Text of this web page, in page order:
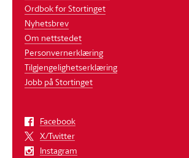
Ordbok for Stortinget
Nyhetsbrev
Om nettstedet
Personvernerklæring
Tilgjengelighetserklæring
Jobb på Stortinget
Facebook
X/Twitter
Instagram